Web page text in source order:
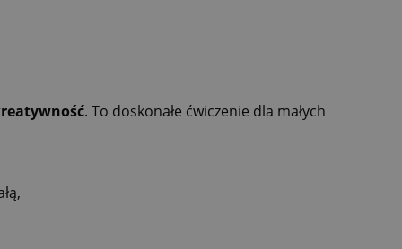
. To doskonałe ćwiczenie dla małych